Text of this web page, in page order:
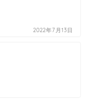
2022年7月13日